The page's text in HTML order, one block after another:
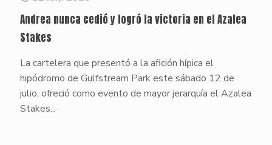
Andrea nunca cedió y logró la victoria en el Azalea
Stakes
La cartelera que presentó a la afición hípica el
hipódromo de Gulfstream Park este sábado 12 de
julio, ofreció como evento de mayor jerarquía el Azalea
Stakes...